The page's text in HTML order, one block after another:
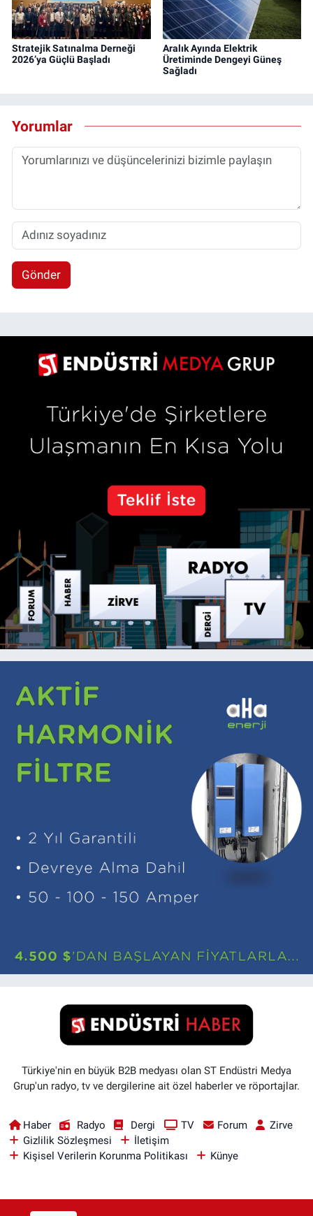
Stratejik Satınalma Derneği
2026’ya Güçlü Başladı
Aralık Ayında Elektrik
Üretiminde Dengeyi Güneş
Sağladı
Yorumlar
Gönder
Türkiye'nin en büyük B2B medyası olan ST Endüstri Medya
Grup'un radyo, tv ve dergilerine ait özel haberler ve röportajlar.
Haber Radyo Dergi TV Forum
Zirve
Gizlilik Sözleşmesi
İletişim
Kişisel Verilerin Korunma Politikası
Künye